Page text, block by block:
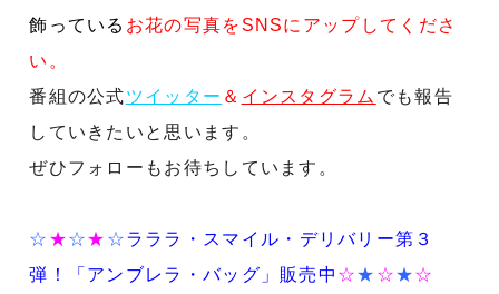
飾っている お花の写真をSNSにアップしてくださ
い。
番組の公式ツイッター ＆ インスタグラム でも報告
していきたいと思います。
ぜひフォローもお待ちしています。
☆ ★☆★ ☆ラララ・スマイル・デリバリー第３
弾！
「アンブレラ・バッグ」販売中 ☆★ ☆★☆